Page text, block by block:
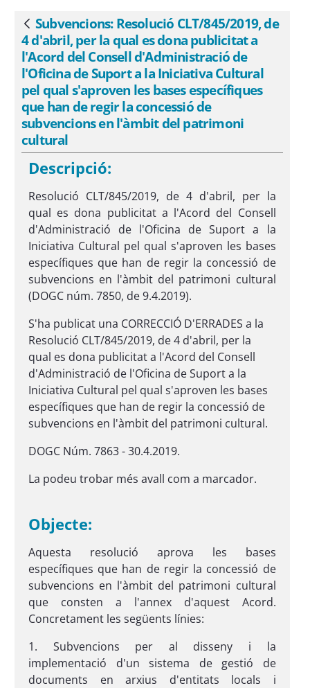
qual s&#39;aproven les bases
específiques que han de regir la
concessió de subvencions en
l&#39;àmbit del patrimoni cultural -
eSAM
Vés enrere
Subvencions: Resolució CLT/845/2019, de
4 d'abril, per la qual es dona publicitat a
l'Acord del Consell d'Administració de
l'Oficina de Suport a la Iniciativa Cultural
pel qual s'aproven les bases específiques
que han de regir la concessió de
subvencions en l'àmbit del patrimoni
cultural
Descripció:
Resolució CLT/845/2019, de 4 d'abril, per la
qual es dona publicitat a l'Acord del Consell
d'Administració de l'Oficina de Suport a la
Iniciativa Cultural pel qual s'aproven les bases
específiques que han de regir la concessió de
subvencions en l'àmbit del patrimoni cultural
(DOGC núm. 7850, de 9.4.2019).
S'ha publicat una CORRECCIÓ D'ERRADES a la
Resolució CLT/845/2019, de 4 d'abril, per la
qual es dona publicitat a l'Acord del Consell
d'Administració de l'Oficina de Suport a la
Iniciativa Cultural pel qual s'aproven les bases
específiques que han de regir la concessió de
subvencions en l'àmbit del patrimoni cultural.
DOGC Núm. 7863 - 30.4.2019.
La podeu trobar més avall com a marcador.
Objecte:
Aquesta resolució aprova les bases
específiques que han de regir la concessió de
subvencions en l'àmbit del patrimoni cultural
que consten a l'annex d'aquest Acord.
Concretament les següents línies:
1. Subvencions per al disseny i la
implementació d'un sistema de gestió de
documents en arxius d'entitats locals i